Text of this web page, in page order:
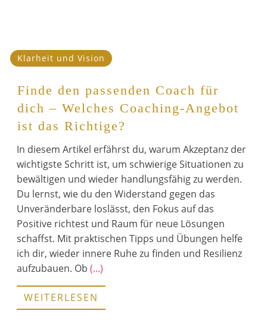
Klarheit und Vision
Finde den passenden Coach für
dich – Welches Coaching-Angebot
ist das Richtige?
In diesem Artikel erfährst du, warum Akzeptanz der
wichtigste Schritt ist, um schwierige Situationen zu
bewältigen und wieder handlungsfähig zu werden.
Du lernst, wie du den Widerstand gegen das
Unveränderbare loslässt, den Fokus auf das
Positive richtest und Raum für neue Lösungen
schaffst. Mit praktischen Tipps und Übungen helfe
ich dir, wieder innere Ruhe zu finden und Resilienz
aufzubauen. Ob (...)
WEITERLESEN